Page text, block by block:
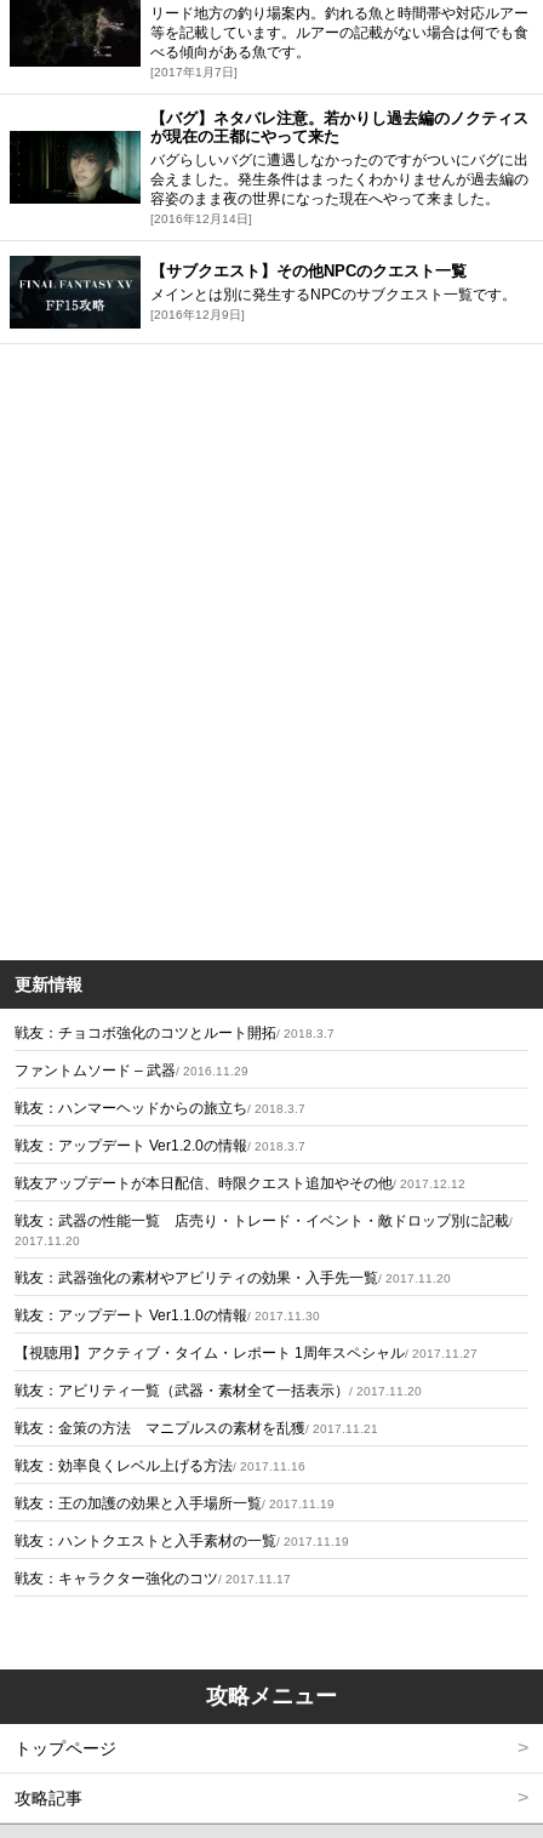
リード地方の釣り場案内。釣れる魚と時間帯や対応ルアー
等を記載しています。ルアーの記載がない場合は何でも食
べる傾向がある魚です。
[2017年1月7日]
【バグ】ネタバレ注意。若かりし過去編のノクティス
が現在の王都にやって来た
バグらしいバグに遭遇しなかったのですがついにバグに出
会えました。発生条件はまったくわかりませんが過去編の
容姿のまま夜の世界になった現在へやって来ました。
[2016年12月14日]
【サブクエスト】その他NPCのクエスト一覧
メインとは別に発生するNPCのサブクエスト一覧です。
[2016年12月9日]
更新情報
戦友：チョコボ強化のコツとルート開拓/ 2018.3.7
ファントムソード – 武器/ 2016.11.29
戦友：ハンマーヘッドからの旅立ち/ 2018.3.7
戦友：アップデート Ver1.2.0の情報/ 2018.3.7
戦友アップデートが本日配信、時限クエスト追加やその他/ 2017.12.12
戦友：武器の性能一覧 店売り・トレード・イベント・敵ドロップ別に記載/
2017.11.20
戦友：武器強化の素材やアビリティの効果・入手先一覧/ 2017.11.20
戦友：アップデート Ver1.1.0の情報/ 2017.11.30
【視聴用】アクティブ・タイム・レポート 1周年スペシャル/ 2017.11.27
戦友：アビリティ一覧（武器・素材全て一括表示） / 2017.11.20
戦友：金策の方法 マニプルスの素材を乱獲/ 2017.11.21
戦友：効率良くレベル上げる方法/ 2017.11.16
戦友：王の加護の効果と入手場所一覧/ 2017.11.19
戦友：ハントクエストと入手素材の一覧/ 2017.11.19
戦友：キャラクター強化のコツ/ 2017.11.17
攻略メニュー
トップページ
攻略記事